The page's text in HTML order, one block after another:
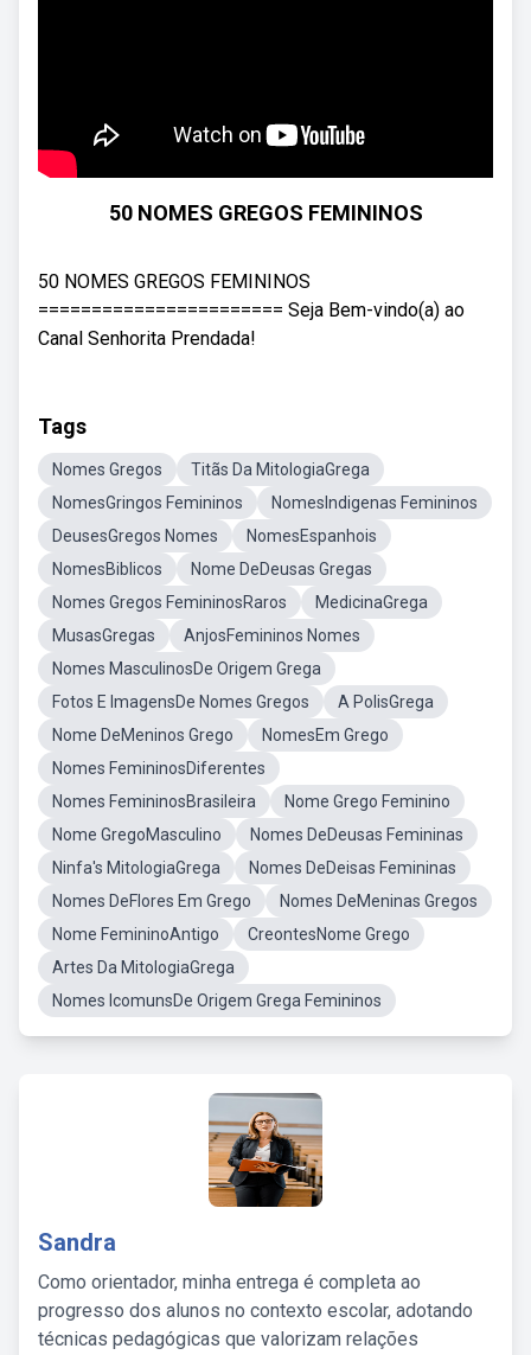
50 NOMES GREGOS FEMININOS
50 NOMES GREGOS FEMININOS
======================= Seja Bem-vindo(a) ao
Canal Senhorita Prendada!
Tags
Nomes Gregos
Titãs Da MitologiaGrega
NomesGringos Femininos
NomesIndigenas Femininos
DeusesGregos Nomes
NomesEspanhois
NomesBiblicos
Nome DeDeusas Gregas
Nomes Gregos FemininosRaros
MedicinaGrega
MusasGregas
AnjosFemininos Nomes
Nomes MasculinosDe Origem Grega
Fotos E ImagensDe Nomes Gregos
A PolisGrega
Nome DeMeninos Grego
NomesEm Grego
Nomes FemininosDiferentes
Nomes FemininosBrasileira
Nome Grego Feminino
Nome GregoMasculino
Nomes DeDeusas Femininas
Ninfa's MitologiaGrega
Nomes DeDeisas Femininas
Nomes DeFlores Em Grego
Nomes DeMeninas Gregos
Nome FemininoAntigo
CreontesNome Grego
Artes Da MitologiaGrega
Nomes IcomunsDe Origem Grega Femininos
Sandra
Como orientador, minha entrega é completa ao
progresso dos alunos no contexto escolar, adotando
técnicas pedagógicas que valorizam relações